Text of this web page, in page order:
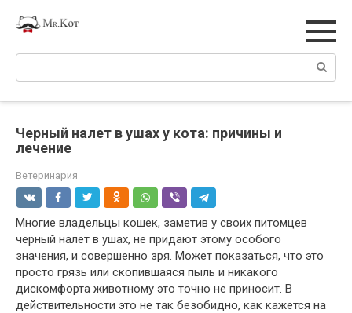
Поиск:
Черный налет в ушах у кота: причины и
лечение
Ветеринария
Многие владельцы кошек, заметив у своих питомцев
черный налет в ушах, не придают этому особого
значения, и совершенно зря. Может показаться, что это
просто грязь или скопившаяся пыль и никакого
дискомфорта животному это точно не приносит. В
действительности это не так безобидно, как кажется на